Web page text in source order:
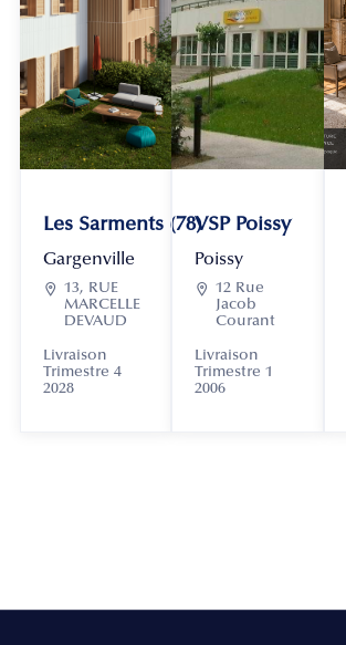
Les Sarments (78)
Gargenville
 13, RUE
MARCELLE
DEVAUD
Livraison
Trimestre 4
2028
VSP Poissy
Poissy
 12 Rue
Jacob
Courant
Livraison
Trimestre 1
2006